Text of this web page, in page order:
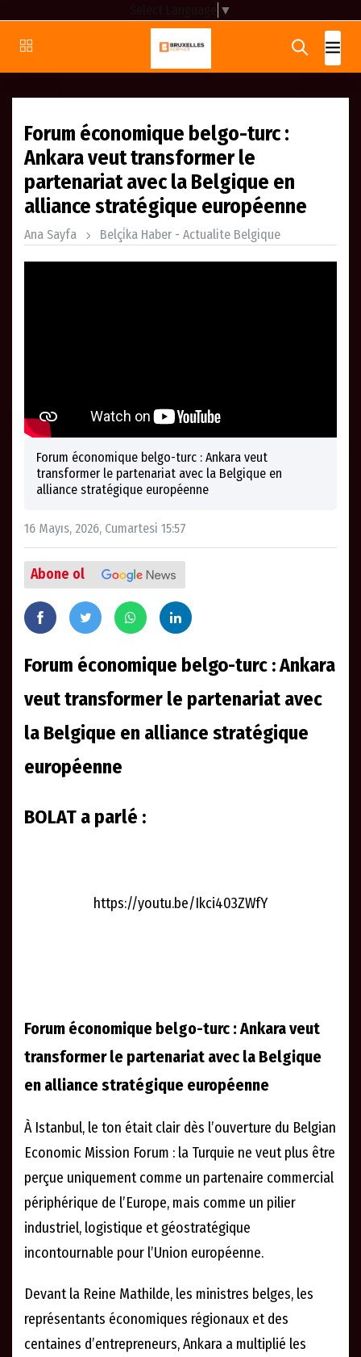
▼
Forum économique belgo-turc :
Ankara veut transformer le
partenariat avec la Belgique en
alliance stratégique européenne
Ana Sayfa Belçi̇ka Haber - Actualite Belgique
Forum économique belgo-turc : Ankara veut
transformer le partenariat avec la Belgique en
alliance stratégique européenne
16 Mayıs, 2026, Cumartesi 15:57
Abone ol
Forum économique belgo-turc : Ankara
veut transformer le partenariat avec
la Belgique en alliance stratégique
européenne
BOLAT a parlé :
https://youtu.be/Ikci403ZWfY
Forum économique belgo-turc : Ankara veut
transformer le partenariat avec la Belgique
en alliance stratégique européenne
À Istanbul, le ton était clair dès l’ouverture du Belgian
Economic Mission Forum : la Turquie ne veut plus être
perçue uniquement comme un partenaire commercial
périphérique de l’Europe, mais comme un pilier
industriel, logistique et géostratégique
incontournable pour l’Union européenne.
Devant la Reine Mathilde, les ministres belges, les
représentants économiques régionaux et des
centaines d’entrepreneurs, Ankara a multiplié les